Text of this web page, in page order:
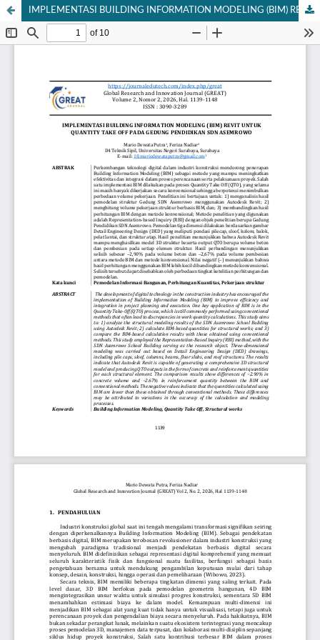
IMPLEMENTASI BUILDING INFORMATION MODELING (BIM) REVIT UNTUK QUANTITY TAKE OFF PADA GEDUNG PENDIDIKAN SDN ASEMROWO